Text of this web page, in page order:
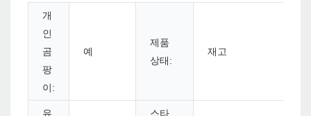
개
인
곰
팡
이:
예
제품
상태:
재고
유
스타